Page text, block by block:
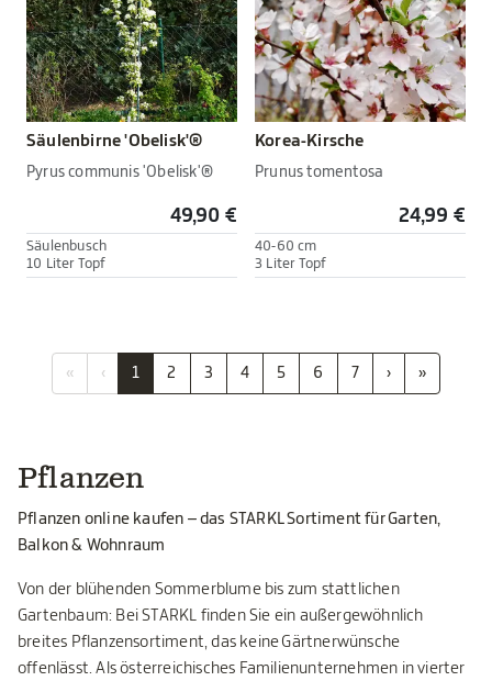
Säulenbirne 'Obelisk'®
Pyrus communis 'Obelisk'®
49,90 €
Säulenbusch
10 Liter Topf
Korea-Kirsche
Prunus tomentosa
24,99 €
40-60 cm
3 Liter Topf
« ‹ 1 2 3 4 5 6 7 › »
Pflanzen
Pflanzen online kaufen – das STARKL Sortiment für Garten,
Balkon & Wohnraum
Von der blühenden Sommerblume bis zum stattlichen
Gartenbaum: Bei STARKL finden Sie ein außergewöhnlich
breites Pflanzensortiment, das keine Gärtnerwünsche
offenlässt. Als österreichisches Familienunternehmen in vierter